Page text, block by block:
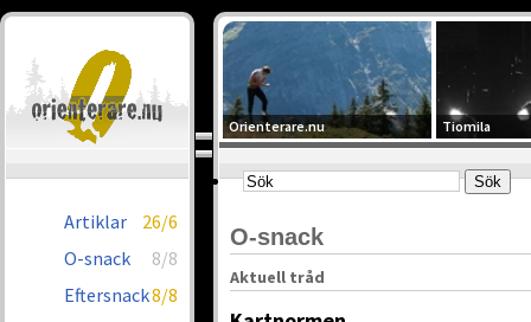
Artiklar
26/6
O-snack
8/8
Eftersnack8/8
Orienterare.nu Tiomila
O-snack
Aktuell tråd